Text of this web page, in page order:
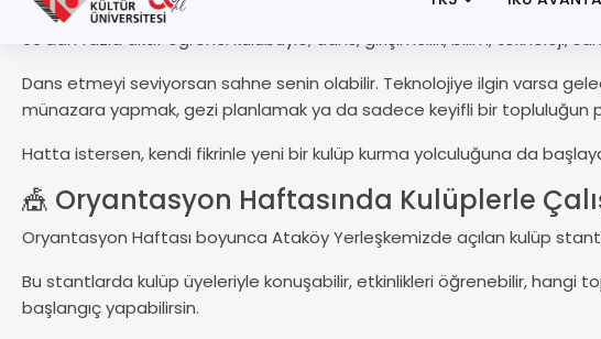
90’dan fazla aktif öğrenci kulübüyle; dans, girişimcilik, bilim, teknoloji,
Dans etmeyi seviyorsan sahne senin olabilir. Teknolojiye ilgin varsa
münazara yapmak, gezi planlamak ya da sadece keyifli bir topluluğun
Hatta istersen, kendi fikrinle yeni bir kulüp kurma yolculuğuna da
🎪 Oryantasyon Haftasında Kulüplerle
Oryantasyon Haftası boyunca Ataköy Yerleşkemizde açılan kulüp
Bu stantlarda kulüp üyeleriyle konuşabilir, etkinlikleri öğrenebilir,
başlangıç yapabilirsin.